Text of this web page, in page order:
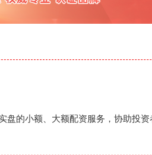
的小额、大额配资服务，协助投